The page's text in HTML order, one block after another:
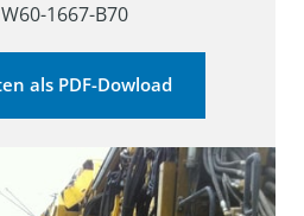
1667-B70
als PDF-Dowload